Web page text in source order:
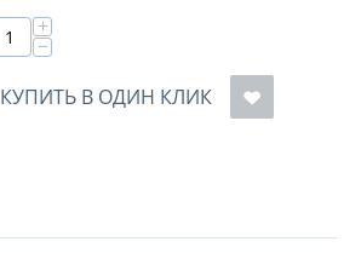
+
−
КУПИТЬ В ОДИН КЛИК